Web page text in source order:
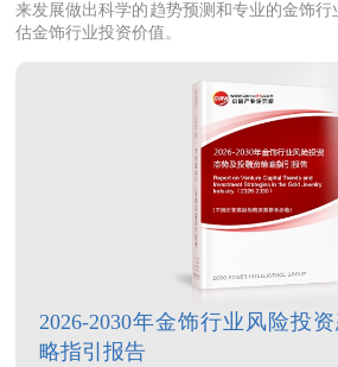
来发展做出科学的趋势预测和专业的金饰
估金饰行业投资价值。
2026-2030年金饰行业风险投
略指引报告